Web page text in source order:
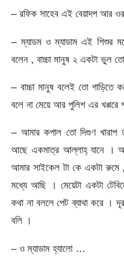
– রফিক সাহেব এই বেয়াদপ আর ওর
– ম্যাডম ও ম্যাডাম এই শিশুর
বলেন , বাচ্চা মানুষ ২ একটা ভুল
– বাচ্চা মানুষ বলেই তো গাড়িতে
বলে না মেয়ে আর পুলিশ এর
– আমার কপাল তো দিগুণ খারাপ
আছে একমাত্র আল্লাহ্‌ যানে ।
আমার সাইকেল টা কে একটা রুমে
মধ্যে আছি । মেয়েটা একটা
কথা না বললে পেট ব্যাথা করে ।
বলি ।
– ও ম্যাডাম হ্যালো …